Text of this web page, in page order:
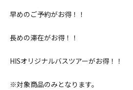
早めのご予約がお得！！
長めの滞在がお得！！
HISオリジナルバスツアーがお得！！
※対象商品のみとなります。